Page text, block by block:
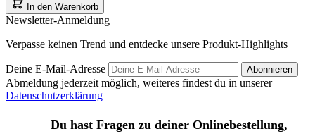
In den Warenkorb
Newsletter-Anmeldung
Verpasse keinen Trend und entdecke unsere Produkt-Highlights
Deine E-Mail-Adresse Abonnieren
Abmeldung jederzeit möglich, weiteres findest du in unserer
Datenschutzerklärung
Du hast Fragen zu deiner Onlinebestellung,